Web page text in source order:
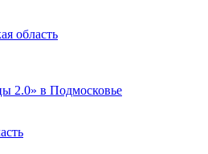
область
2.0» в Подмосковье